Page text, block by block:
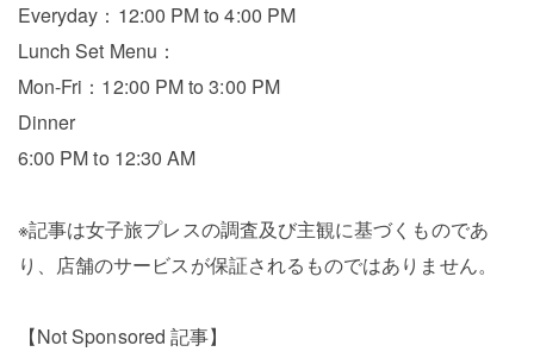
Everyday：12:00 PM to 4:00 PM
Lunch Set Menu：
Mon-Fri：12:00 PM to 3:00 PM
Dinner
6:00 PM to 12:30 AM
※記事は女子旅プレスの調査及び主観に基づくものであ
り、店舗のサービスが保証されるものではありません。
【Not Sponsored 記事】